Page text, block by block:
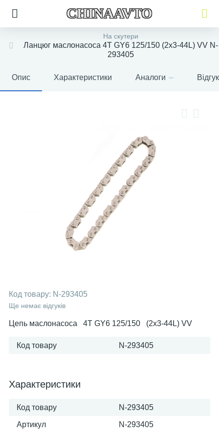
CHINAAVTO
На скутери
Ланцюг маслонасоса 4T GY6 125/150 (2х3-44L) VV N-
293405
Опис Характеристики Аналоги
Код товару: N-293405
Ще немає відгуків
Цепь маслонасоса 4T GY6 125/150 (2х3-44L) VV
Код товару N-293405
Характеристики
Код товару N-293405
Артикул N-293405